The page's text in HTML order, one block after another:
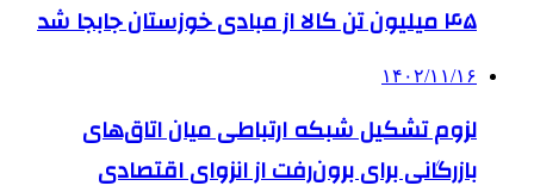
۴۵ میلیون تن کالا از مبادی خوزستان جابجا شد
۱۴۰۲/۱۱/۱۶
لزوم تشکیل شبکه ارتباطی میان اتاق‌های
بازرگانی برای برون‌رفت از انزوای اقتصادی